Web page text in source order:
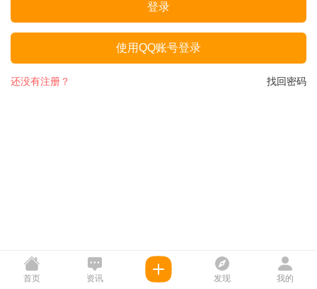
登录
使用QQ账号登录
找回密码
还没有注册？
首页 资讯 发现 我的